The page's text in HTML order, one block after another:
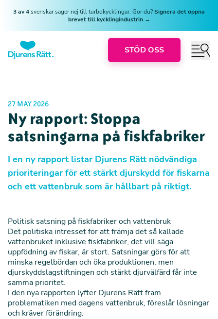
3 av 4svenskar säger nej till turbokycklingar. Gör du?Signera det öppna
brevet till kycklingindustrin →
STÖD OSS
27 MAY 2026
Ny rapport: Stoppa
satsningarna på fiskfabriker
I en ny rapport listar Djurens Rätt nödvändiga
prioriteringar för ett stärkt djurskydd för fiskarna
och ett vattenbruk som är hållbart på riktigt.
Politisk satsning på fiskfabriker och vattenbruk
Det politiska intresset för att främja det så kallade
vattenbruket inklusive fiskfabriker, det vill säga
uppfödning av fiskar, är stort. Satsningar görs för att
minska regelbördan och öka produktionen, men
djurskyddslagstiftningen och stärkt djurvälfärd får inte
samma prioritet.
I den nya rapporten lyfter Djurens Rätt fram
problematiken med dagens vattenbruk, föreslår lösningar
och kräver förändring.